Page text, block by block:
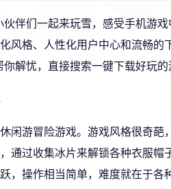
伙伴们一起来玩雪，感受手机游
风格、人性化用户中心和流畅
解忧，直接搜索一键下载好玩的
闲游冒险游戏。游戏风格很奇
通过收集冰片来解锁各种衣服
，操作相当简单，难度就在于